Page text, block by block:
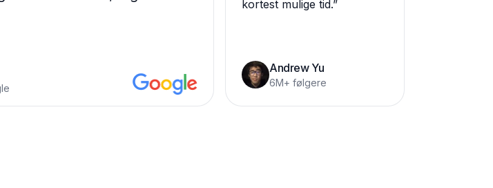
kortest mulige tid.”
Andrew Yu
6M+ følgere